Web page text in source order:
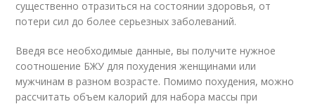
существенно отразиться на состоянии здоровья, от
потери сил до более серьезных заболеваний.
Введя все необходимые данные, вы получите нужное
соотношение БЖУ для похудения женщинами или
мужчинам в разном возрасте. Помимо похудения, можно
рассчитать объем калорий для набора массы при